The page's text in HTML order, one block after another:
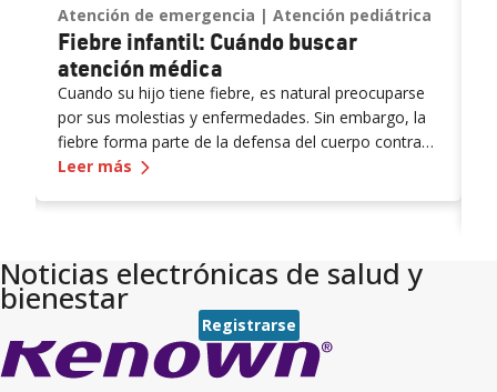
niñas en aumento
Atención de emergencia Atención pediátrica
Fiebre infantil: Cuándo buscar
atención médica
Cuando su hijo tiene fiebre, es natural preocuparse
por sus molestias y enfermedades. Sin embargo, la
fiebre forma parte de la defensa del cuerpo contra
las infecciones, lo que ayuda a la recuperación de su
seguros y sanos.
Leer más — Fiebre
Noticias electrónicas de salud y
bienestar
Registrarse